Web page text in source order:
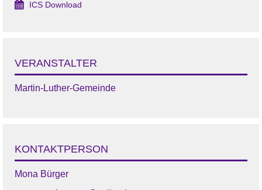
ICS Download
VERANSTALTER
Martin-Luther-Gemeinde
KONTAKTPERSON
Mona Bürger